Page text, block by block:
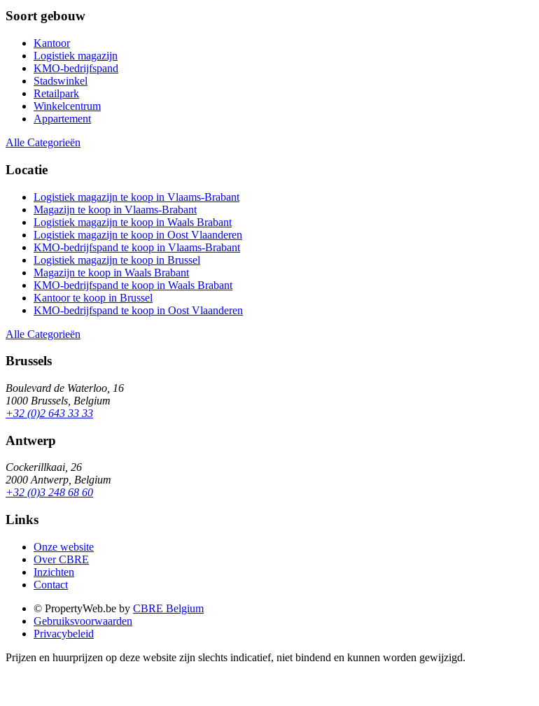
Soort gebouw
Kantoor
Logistiek magazijn
KMO-bedrijfspand
Stadswinkel
Retailpark
Winkelcentrum
Appartement
Alle Categorieën
Locatie
Logistiek magazijn te koop in Vlaams-Brabant
Magazijn te koop in Vlaams-Brabant
Logistiek magazijn te koop in Waals Brabant
Logistiek magazijn te koop in Oost Vlaanderen
KMO-bedrijfspand te koop in Vlaams-Brabant
Logistiek magazijn te koop in Brussel
Magazijn te koop in Waals Brabant
KMO-bedrijfspand te koop in Waals Brabant
Kantoor te koop in Brussel
KMO-bedrijfspand te koop in Oost Vlaanderen
Alle Categorieën
Brussels
Boulevard de Waterloo, 16
1000 Brussels, Belgium
+32 (0)2 643 33 33
Antwerp
Cockerillkaai, 26
2000 Antwerp, Belgium
+32 (0)3 248 68 60
Links
Onze website
Over CBRE
Inzichten
Contact
© PropertyWeb.be by CBRE Belgium
Gebruiksvoorwaarden
Privacybeleid
Prijzen en huurprijzen op deze website zijn slechts indicatief, niet bindend en kunnen worden gewijzigd.